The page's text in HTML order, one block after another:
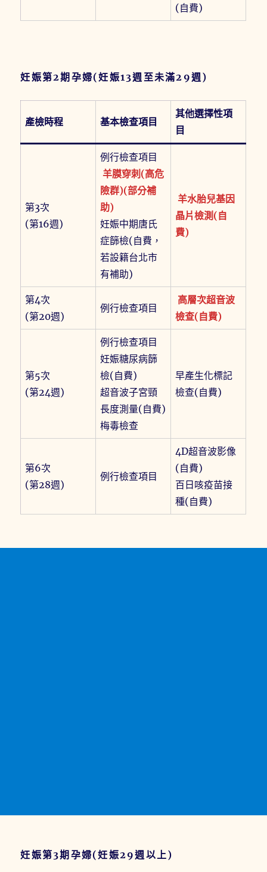
(自費)
妊娠第2期孕婦(妊娠13週至未滿29週)
產檢時程 基本檢查項目
其他選擇性項
目
第3次
(第16週)
例行檢查項目
羊膜穿刺(高危
險群)(部分補
助)
妊娠中期唐氏
症篩檢(自費，
若設籍台北市
有補助)
羊水胎兒基因
晶片檢測(自
費)
第4次
(第20週)
例行檢查項目
高層次超音波
檢查(自費)
第5次
(第24週)
例行檢查項目
妊娠糖尿病篩
檢(自費)
超音波子宮頸
長度測量(自費)
梅毒檢查
早產生化標記
檢查(自費)
第6次
(第28週)
例行檢查項目
4D超音波影像
(自費)
百日咳疫苗接
種(自費)
妊娠第3期孕婦(妊娠29週以上)